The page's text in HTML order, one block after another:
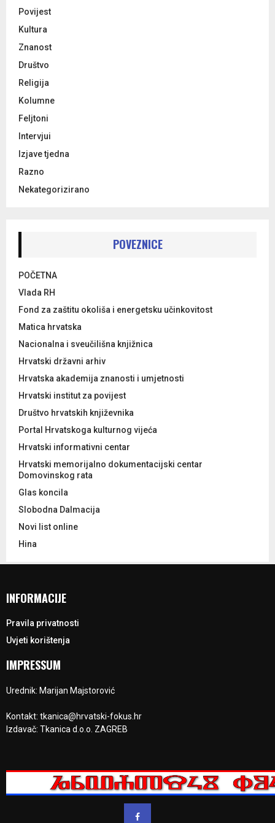
Povijest
Kultura
Znanost
Društvo
Religija
Kolumne
Feljtoni
Intervjui
Izjave tjedna
Razno
Nekategorizirano
POVEZNICE
POČETNA
Vlada RH
Fond za zaštitu okoliša i energetsku učinkovitost
Matica hrvatska
Nacionalna i sveučilišna knjižnica
Hrvatski državni arhiv
Hrvatska akademija znanosti i umjetnosti
Hrvatski institut za povijest
Društvo hrvatskih književnika
Portal Hrvatskoga kulturnog vijeća
Hrvatski informativni centar
Hrvatski memorijalno dokumentacijski centar
Domovinskog rata
Glas koncila
Slobodna Dalmacija
Novi list online
Hina
INFORMACIJE
Pravila privatnosti
Uvjeti korištenja
IMPRESSUM
Urednik: Marijan Majstorović
Kontakt: tkanica@hrvatski-fokus.hr
Izdavač: Tkanica d.o.o. ZAGREB